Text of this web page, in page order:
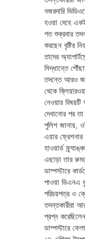
নজরদারি
হওয়া দেহে
গত শুক্রবার
করছেন বৃষ্টির
তাদের
সিদ্ধান্তে
তদন্তে আরও
থেকে
নেওয়ার
দেখানোর পর
পুলিশ জানায়,
এয়ার ফ্রেশনার
হাওয়ার্ড
এছাড়া তার
ডাম্পস্টারে
পাওয়া ডিএনএ
পরিচয়পত্র ও
তদন্তকারীরা
প্রশ্ন
ডাম্পস্টারে